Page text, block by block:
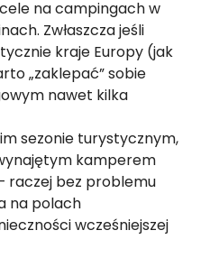
na campingach w
Zwłaszcza jeśli
kraje Europy (jak
„zaklepać” sobie
nawet kilka
sezonie turystycznym,
kamperem
raczej bez problemu
na polach
wcześniejszej